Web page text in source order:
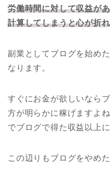
労働時間に対して収益が
計算してしまうと心が折
副業としてブログを始め
なります。
すぐにお金が欲しいなら
方が明らかに稼げますよ
でブログで得た収益以上
この辺りもブログをやめ